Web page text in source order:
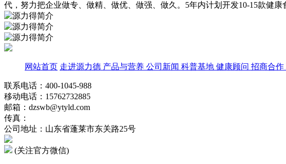
代，努力把企业做专、做精、做优、做强、做久。5年内计划开发10-15款健
网站首页 走进源力德 产品与营养 公司新闻 科普基地 健康顾问 招商合作
联系电话：400-1045-988
移动电话：15762732885
邮箱：dzswb@ytyld.com
传真：
公司地址：山东省蓬莱市东关路25号
(关注官方微信)